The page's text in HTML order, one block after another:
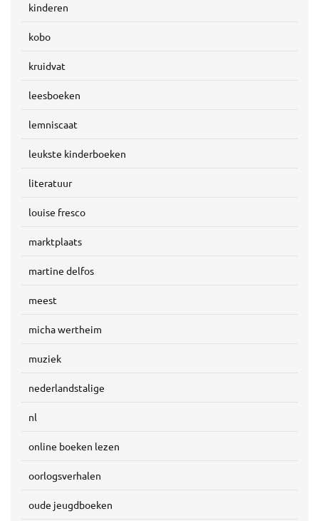
kinderen
kobo
kruidvat
leesboeken
lemniscaat
leukste kinderboeken
literatuur
louise fresco
marktplaats
martine delfos
meest
micha wertheim
muziek
nederlandstalige
nl
online boeken lezen
oorlogsverhalen
oude jeugdboeken